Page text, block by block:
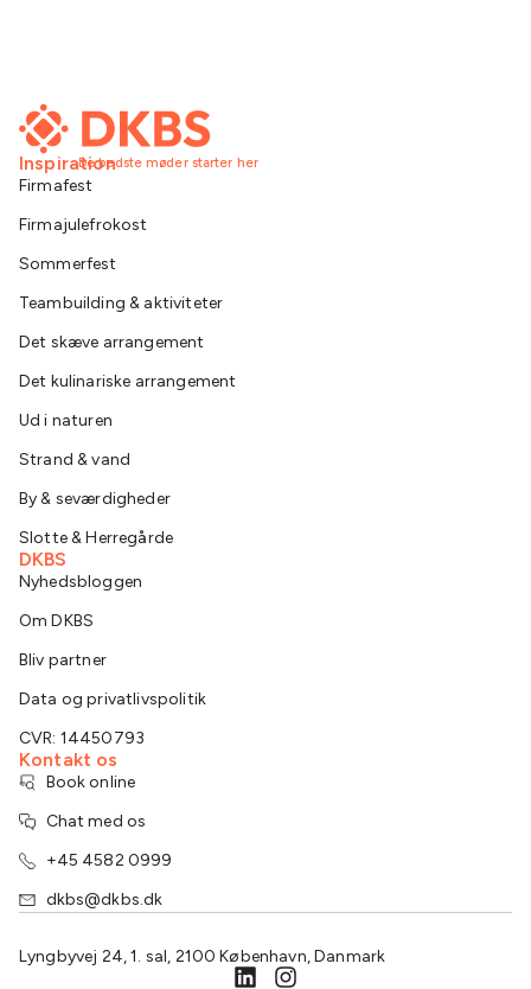
De bedste møder starter her
Inspiration
Firmafest
Firmajulefrokost
Sommerfest
Teambuilding & aktiviteter
Det skæve arrangement
Det kulinariske arrangement
Ud i naturen
Strand & vand
By & seværdigheder
Slotte & Herregårde
DKBS
Nyhedsbloggen
Om DKBS
Bliv partner
Data og privatlivspolitik
CVR: 14450793
Kontakt os
Book online
Chat med os
+45 4582 0999
dkbs@dkbs.dk
Lyngbyvej 24, 1. sal, 2100 København, Danmark